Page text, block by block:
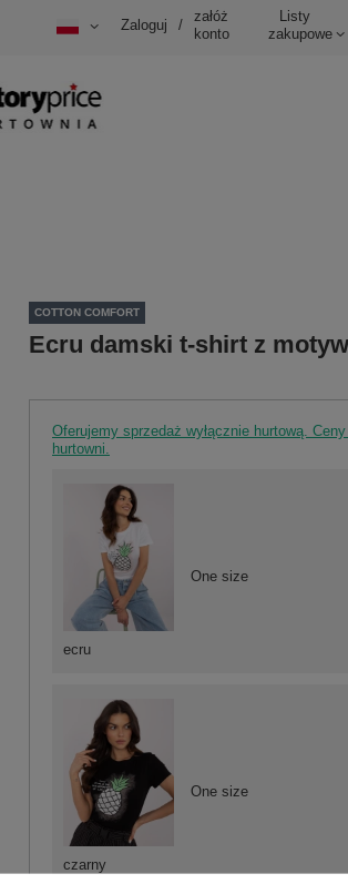
Zaloguj /
załóż
konto
Listy
zakupowe
COTTON COMFORT
Ecru damski t-shirt z
Oferujemy sprzedaż wyłącznie hurtową.
hurtowni.
ecru
One size
czarny
One size